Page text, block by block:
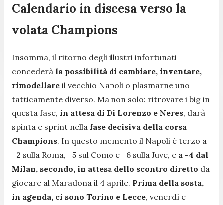
Calendario in discesa verso la
volata Champions
Insomma, il ritorno degli illustri infortunati
concederà la possibilità di cambiare, inventare,
rimodellare il vecchio Napoli o plasmarne uno
tatticamente diverso. Ma non solo: ritrovare i big in
questa fase, in attesa di Di Lorenzo e Neres, darà
spinta e sprint nella fase decisiva della corsa
Champions. In questo momento il Napoli è terzo a
+2 sulla Roma, +5 sul Como e +6 sulla Juve, e a -4 dal
Milan, secondo, in attesa dello scontro diretto da
giocare al Maradona il 4 aprile. Prima della sosta,
in agenda, ci sono Torino e Lecce, venerdì e